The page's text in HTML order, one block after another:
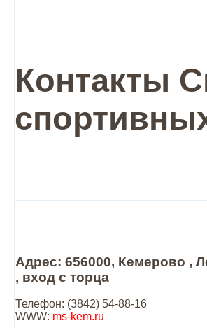
Контакты
Адрес: 656000, Кемерово ,
, вход с торца
Телефон: (3842) 54-88-16
WWW: ms-kem.ru